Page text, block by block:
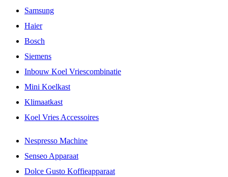
Samsung
Haier
Bosch
Siemens
Inbouw Koel Vriescombinatie
Mini Koelkast
Klimaatkast
Koel Vries Accessoires
Nespresso Machine
Senseo Apparaat
Dolce Gusto Koffieapparaat